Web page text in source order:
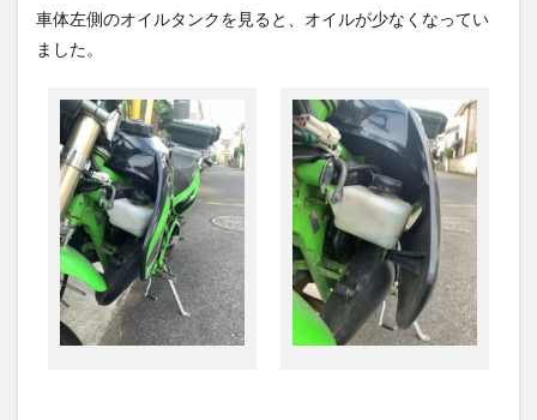
2st
ル補
感想
車体左側のオイルタンクを見ると、オイルが少なくなってい
ました。